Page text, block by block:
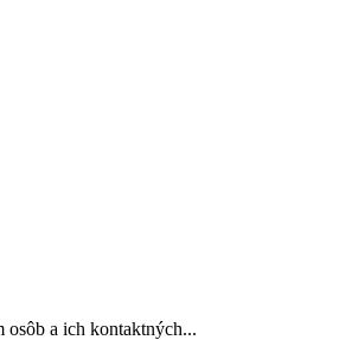
osôb a ich kontaktných...